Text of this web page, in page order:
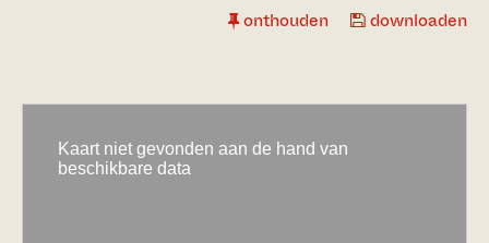
onthouden downloaden